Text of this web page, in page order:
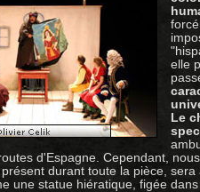
elle
Le
d'Espagne. Cependant,
durant toute la pièce,
une statue hiératique, figée